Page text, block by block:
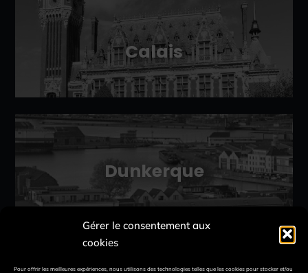
Gérer le consentement aux
cookies
Pour offrir les meilleures expériences, nous utilisons des technologies telles que les cookies pour stocker et/ou
Calais
Dunkerque